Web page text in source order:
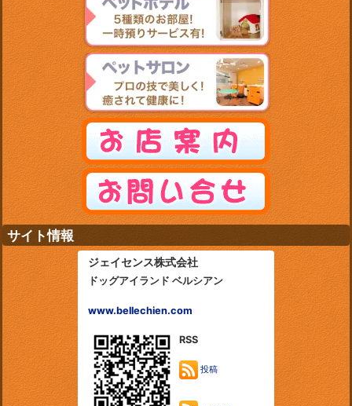
サイト情報
ジェイセンス株式会社
ドッグアイランド ベルシアン
www.bellechien.com
RSS
投稿